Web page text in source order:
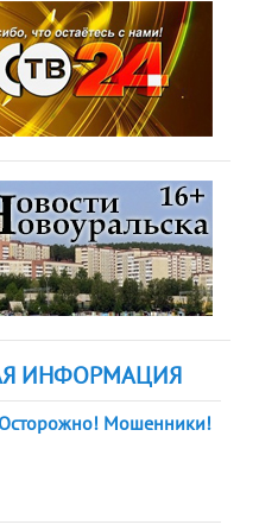
ИНФОРМАЦИЯ
Осторожно! Мошенники!